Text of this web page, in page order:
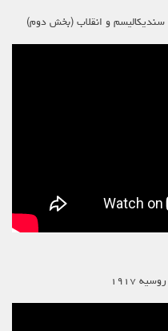
سندیکالیسم و انقلاب (بخش دوم)